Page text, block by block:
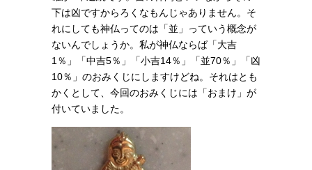
下は凶ですからろくなもんじゃありません。そ
れにしても神仏ってのは「並」っていう概念が
ないんでしょうか。私が神仏ならば「大吉
1％」「中吉5％」「小吉14％」「並70％」「凶
10％」のおみくじにしますけどね。それはとも
かくとして、今回のおみくじには「おまけ」が
付いていました。